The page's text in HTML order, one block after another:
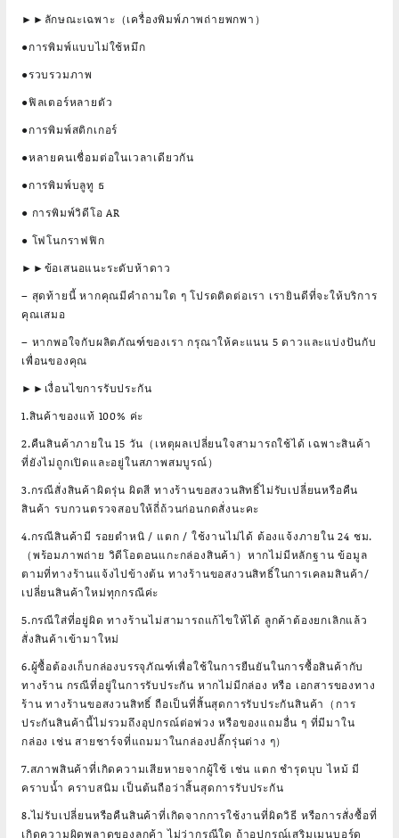
►►ลักษณะเฉพาะ（เครื่องพิมพ์ภาพถ่ายพกพา）
●การพิมพ์แบบไม่ใช้หมึก
●รวบรวมภาพ
●ฟิลเตอร์หลายตัว
●การพิมพ์สติกเกอร์
●หลายคนเชื่อมต่อในเวลาเดียวกัน
●การพิมพ์บลูทู ธ
● การพิมพ์วิดีโอ AR
● โฟโนกราฟฟิก
►►ข้อเสนอแนะระดับห้าดาว
– สุดท้ายนี้ หากคุณมีคำถามใด ๆ โปรดติดต่อเรา เรายินดีที่จะให้บริการ
คุณเสมอ
– หากพอใจกับผลิตภัณฑ์ของเรา กรุณาให้คะแนน 5 ดาวและแบ่งปันกับ
เพื่อนของคุณ
►►เงื่อนไขการรับประกัน
1.สินค้าของแท้ 100% ค่ะ
2.คืนสินค้าภายใน 15 วัน（เหตุผลเปลี่ยนใจสามารถใช้ได้ เฉพาะสินค้า
ที่ยังไม่ถูกเปิดและอยู่ในสภาพสมบูรณ์）
3.กรณีสั่งสินค้าผิดรุ่น ผิดสี ทางร้านขอสงวนสิทธิ์ไม่รับเปลี่ยนหรือคืน
สินค้า รบกวนตรวจสอบให้ถี่ถ้วนก่อนกดสั่งนะคะ
4.กรณีสินค้ามี รอยตำหนิ / แตก / ใช้งานไม่ได้ ต้องแจ้งภายใน 24 ชม.
（พร้อมภาพถ่าย วิดีโอตอนแกะกล่องสินค้า）หากไม่มีหลักฐาน ข้อมูล
ตามที่ทางร้านแจ้งไปข้างต้น ทางร้านขอสงวนสิทธิ์ในการเคลมสินค้า/
เปลี่ยนสินค้าใหม่ทุกกรณีค่ะ
5.กรณีใส่ที่อยู่ผิด ทางร้านไม่สามารถแก้ไขให้ได้ ลูกค้าต้องยกเลิกแล้ว
สั่งสินค้าเข้ามาใหม่
6.ผู้ซื้อต้องเก็บกล่องบรรจุภัณฑ์เพื่อใช้ในการยืนยันในการซื้อสินค้ากับ
ทางร้าน กรณีที่อยู่ในการรับประกัน หากไม่มีกล่อง หรือ เอกสารของทาง
ร้าน ทางร้านขอสงวนสิทธิ์ ถือเป็นที่สิ้นสุดการรับประกันสินค้า（การ
ประกันสินค้านี้ไม่รวมถึงอุปกรณ์ต่อพ่วง หรือของแถมอื่น ๆ ที่มีมาใน
กล่อง เช่น สายชาร์จที่แถมมาในกล่องปลั๊กรุ่นต่าง ๆ）
7.สภาพสินค้าที่เกิดความเสียหายจากผู้ใช้ เช่น แตก ชำรุดบุบ ไหม้ มี
คราบน้ำ คราบสนิม เป็นต้นถือว่าสิ้นสุดการรับประกัน
8.ไม่รับเปลี่ยนหรือคืนสินค้าที่เกิดจากการใช้งานที่ผิดวิธี หรือการสั่งซื้อที่
เกิดความผิดพลาดของลูกค้า ไม่ว่ากรณีใด ถ้าอุปกรณ์เสริมเมนบอร์ด